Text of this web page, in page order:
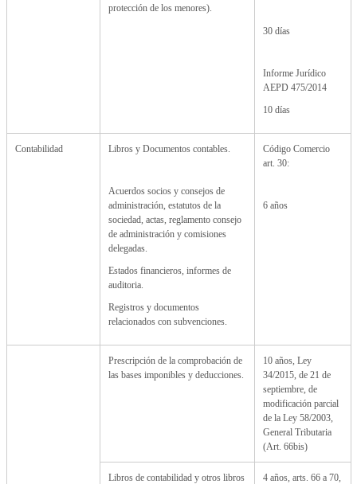
protección de los menores).
30 días
Informe Jurídico
AEPD 475/2014
10 días
Contabilidad Libros y Documentos contables.
Acuerdos socios y consejos de
administración, estatutos de la
sociedad, actas, reglamento consejo
de administración y comisiones
delegadas.
Estados financieros, informes de
auditoria.
Registros y documentos
relacionados con subvenciones.
Código Comercio
art. 30:
6 años
Prescripción de la comprobación de
las bases imponibles y deducciones.
10 años, Ley
34/2015, de 21 de
septiembre, de
modificación parcial
de la Ley 58/2003,
General Tributaria
(Art. 66bis)
Libros de contabilidad y otros libros
4 años, arts. 66 a 70,